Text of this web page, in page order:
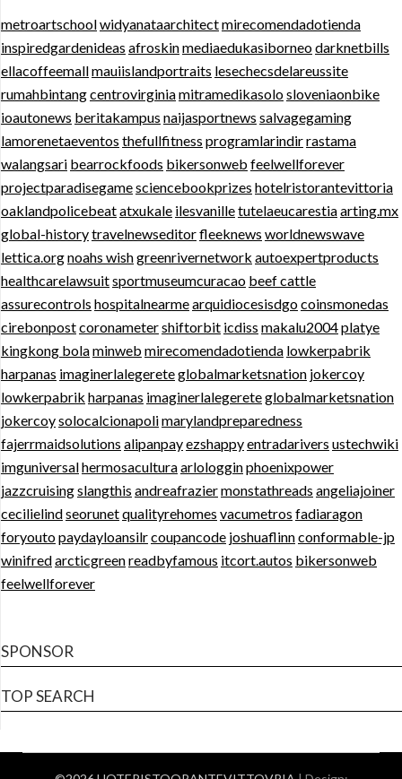
metroartschoolwidyanataarchitectmirecomendadotienda
inspiredgardenideas afroskinmediaedukasiborneodarknetbills
ellacoffeemallmauiislandportraits lesechecsdelareussite
rumahbintangcentrovirginiamitramedikasolosloveniaonbike
ioautonews beritakampus naijasportnews salvagegaming
lamorenetaeventos thefullfitness programlarindirrastama
walangsari bearrockfoods bikersonweb feelwellforever
projectparadisegamesciencebookprizes hotelristorantevittoria
oaklandpolicebeatatxukale ilesvanilletutelaeucarestiaarting.mx
global-historytravelnewseditorfleeknews worldnewswave
lettica.orgnoahs wishgreenrivernetwork autoexpertproducts
healthcarelawsuitsportmuseumcuracao beef cattle
assurecontrols hospitalnearmearquidiocesisdgocoinsmonedas
cirebonpostcoronametershiftorbit icdiss makalu2004platye
kingkong bolaminweb mirecomendadotienda lowkerpabrik
harpanas imaginerlalegereteglobalmarketsnation jokercoy
lowkerpabrik harpanas imaginerlalegereteglobalmarketsnation
jokercoysolocalcionapolimarylandpreparedness
fajerrmaidsolutions alipanpayezshappyentradarivers ustechwiki
imguniversalhermosaculturaarlologginphoenixpower
jazzcruisingslangthis andreafraziermonstathreads angeliajoiner
cecilielindseorunetqualityrehomes vacumetros fadiaragon
foryoutopaydayloansilrcoupancode joshuaflinnconformable-jp
winifredarcticgreenreadbyfamous itcort.autos bikersonweb
feelwellforever
SPONSOR
TOP SEARCH